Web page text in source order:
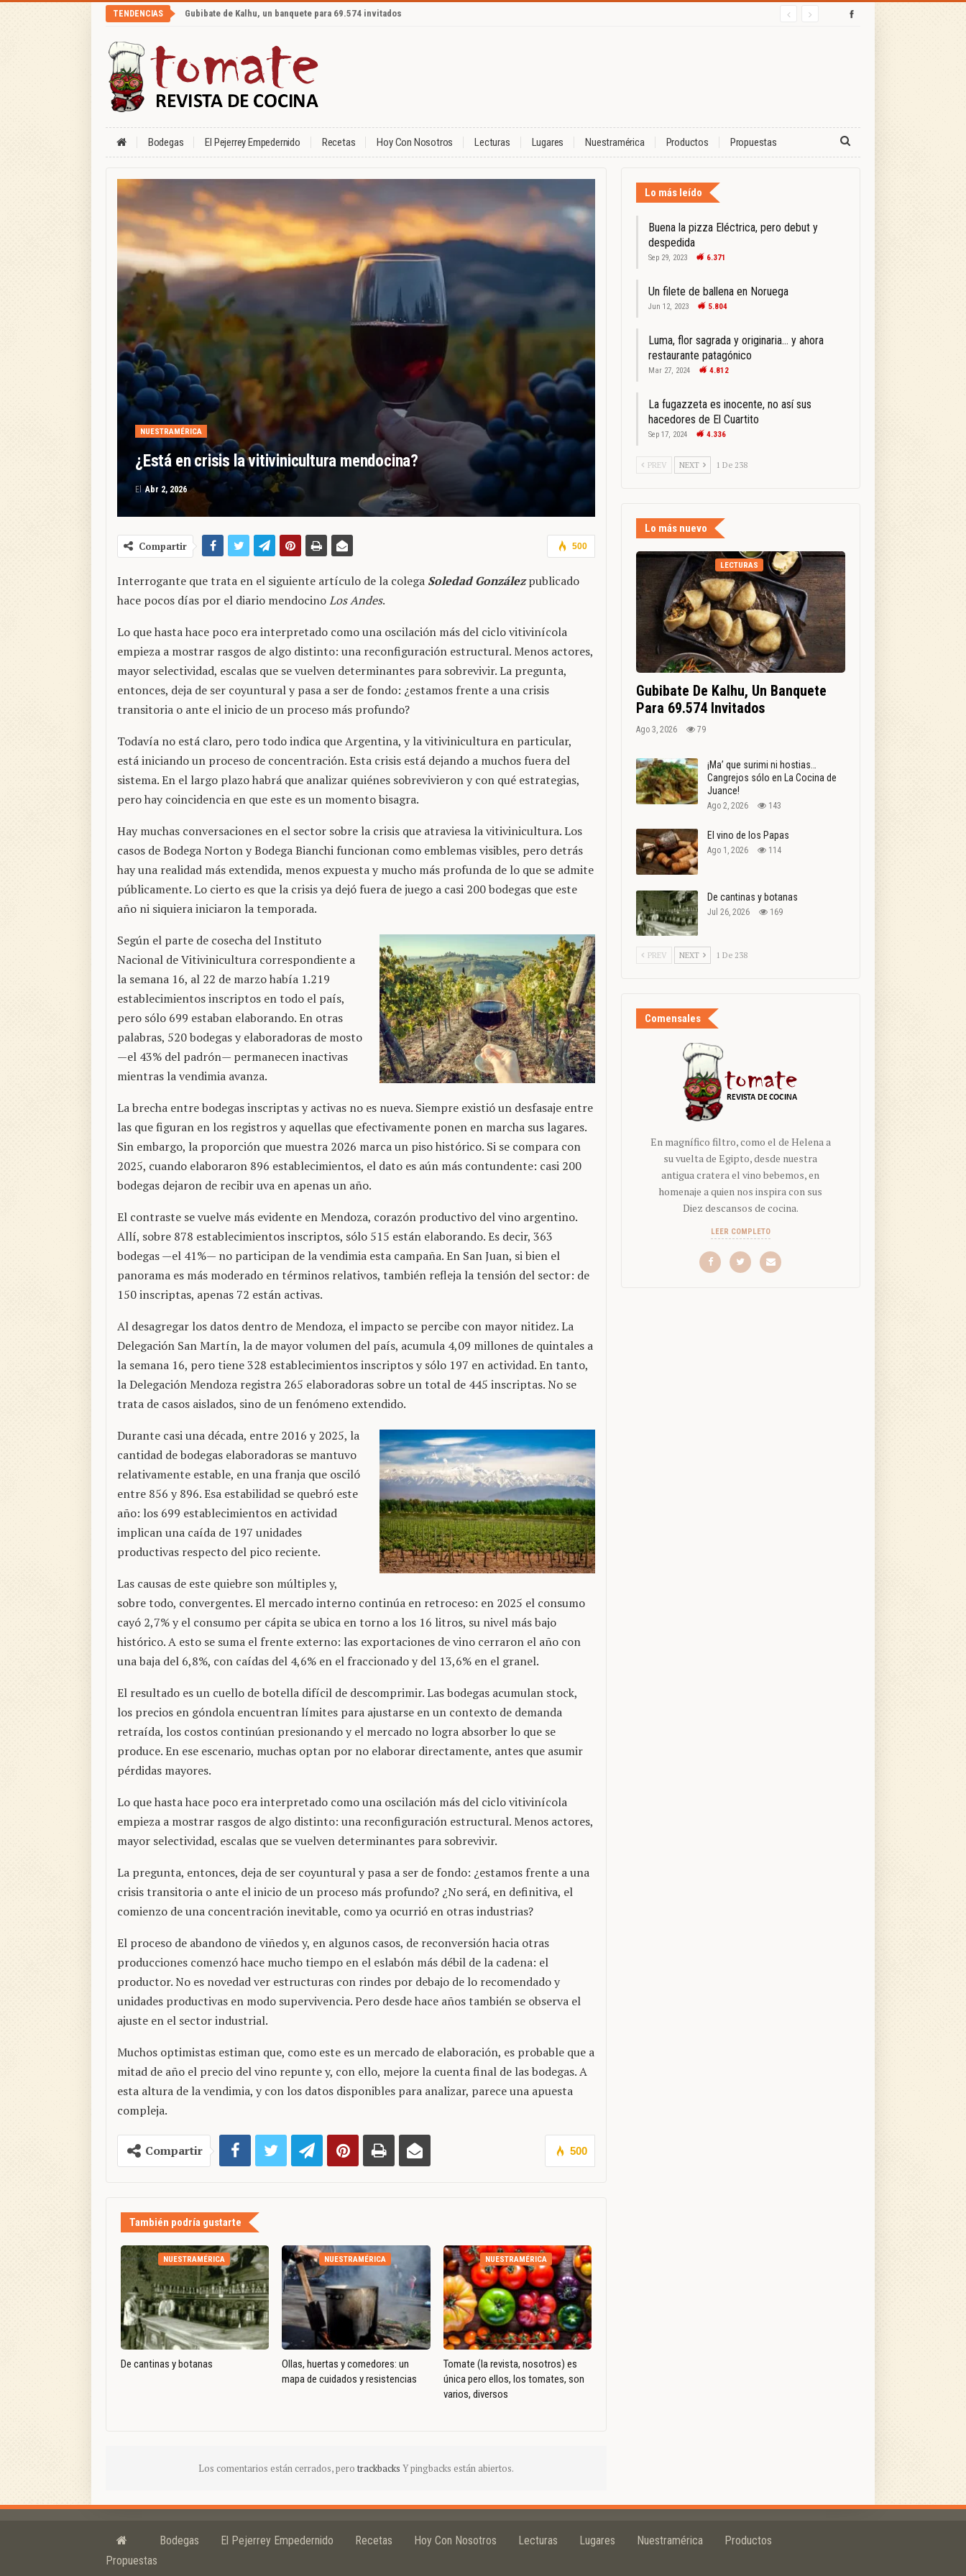
TENDENCIAS Gubibate de Kalhu, un banquete para 69.574 invitados
Bodegas El Pejerrey Empedernido Recetas Hoy Con Nosotros Lecturas Lugares Nuestramérica Productos Propuestas
NUESTRAMÉRICA
¿Está en crisis la vitivinicultura mendocina?
ElAbr 2, 2026
500
Compartir
Interrogante que trata en el siguiente artículo de la colega Soledad Gonzálezpublicado
hace pocos días por el diario mendocinoLos Andes.
Lo que hasta hace poco era interpretado como una oscilación más del ciclo vitivinícola
empieza a mostrar rasgos de algo distinto: una reconfiguración estructural. Menos actores,
mayor selectividad, escalas que se vuelven determinantes para sobrevivir. La pregunta,
entonces, deja de ser coyuntural y pasa a ser de fondo: ¿estamos frente a una crisis
transitoria o ante el inicio de un proceso más profundo?
Todavía no está claro, pero todo indica que Argentina, y la vitivinicultura en particular,
está iniciando un proceso de concentración. Esta crisis está dejando a muchos fuera del
sistema. En el largo plazo habrá que analizar quiénes sobrevivieron y con qué estrategias,
pero hay coincidencia en que este es un momento bisagra.
Hay muchas conversaciones en el sector sobre la crisis que atraviesa la vitivinicultura. Los
casos de Bodega Norton y Bodega Bianchi funcionan como emblemas visibles, pero detrás
hay una realidad más extendida, menos expuesta y mucho más profunda de lo que se admite
públicamente. Lo cierto es que la crisis ya dejó fuera de juego a casi 200 bodegas que este
año ni siquiera iniciaron la temporada.
Según el parte de cosecha del Instituto
Nacional de Vitivinicultura correspondiente a
la semana 16, al 22 de marzo había 1.219
establecimientos inscriptos en todo el país,
pero sólo 699 estaban elaborando. En otras
palabras, 520 bodegas y elaboradoras de mosto
—el 43% del padrón— permanecen inactivas
mientras la vendimia avanza.
La brecha entre bodegas inscriptas y activas no es nueva. Siempre existió un desfasaje entre
las que figuran en los registros y aquellas que efectivamente ponen en marcha sus lagares.
Sin embargo, la proporción que muestra 2026 marca un piso histórico. Si se compara con
2025, cuando elaboraron 896 establecimientos, el dato es aún más contundente: casi 200
bodegas dejaron de recibir uva en apenas un año.
El contraste se vuelve más evidente en Mendoza, corazón productivo del vino argentino.
Allí, sobre 878 establecimientos inscriptos, sólo 515 están elaborando. Es decir, 363
bodegas —el 41%— no participan de la vendimia esta campaña. En San Juan, si bien el
panorama es más moderado en términos relativos, también refleja la tensión del sector: de
150 inscriptas, apenas 72 están activas.
Al desagregar los datos dentro de Mendoza, el impacto se percibe con mayor nitidez. La
Delegación San Martín, la de mayor volumen del país, acumula 4,09 millones de quintales a
la semana 16, pero tiene 328 establecimientos inscriptos y sólo 197 en actividad. En tanto,
la Delegación Mendoza registra 265 elaboradoras sobre un total de 445 inscriptas. No se
trata de casos aislados, sino de un fenómeno extendido.
Durante casi una década, entre 2016 y 2025, la
cantidad de bodegas elaboradoras se mantuvo
relativamente estable, en una franja que osciló
entre 856 y 896. Esa estabilidad se quebró este
año: los 699 establecimientos en actividad
implican una caída de 197 unidades
productivas respecto del pico reciente.
Las causas de este quiebre son múltiples y,
sobre todo, convergentes. El mercado interno continúa en retroceso: en 2025 el consumo
cayó 2,7% y el consumo per cápita se ubica en torno a los 16 litros, su nivel más bajo
histórico. A esto se suma el frente externo: las exportaciones de vino cerraron el año con
una baja del 6,8%, con caídas del 4,6% en el fraccionado y del 13,6% en el granel.
El resultado es un cuello de botella difícil de descomprimir. Las bodegas acumulan stock,
los precios en góndola encuentran límites para ajustarse en un contexto de demanda
retraída, los costos continúan presionando y el mercado no logra absorber lo que se
produce. En ese escenario, muchas optan por no elaborar directamente, antes que asumir
pérdidas mayores.
Lo que hasta hace poco era interpretado como una oscilación más del ciclo vitivinícola
empieza a mostrar rasgos de algo distinto: una reconfiguración estructural. Menos actores,
mayor selectividad, escalas que se vuelven determinantes para sobrevivir.
La pregunta, entonces, deja de ser coyuntural y pasa a ser de fondo: ¿estamos frente a una
crisis transitoria o ante el inicio de un proceso más profundo? ¿No será, en definitiva, el
comienzo de una concentración inevitable, como ya ocurrió en otras industrias?
El proceso de abandono de viñedos y, en algunos casos, de reconversión hacia otras
producciones comenzó hace mucho tiempo en el eslabón más débil de la cadena: el
productor. No es novedad ver estructuras con rindes por debajo de lo recomendado y
unidades productivas en modo supervivencia. Pero desde hace años también se observa el
ajuste en el sector industrial.
Muchos optimistas estiman que, como este es un mercado de elaboración, es probable que a
mitad de año el precio del vino repunte y, con ello, mejore la cuenta final de las bodegas. A
esta altura de la vendimia, y con los datos disponibles para analizar, parece una apuesta
compleja.
500
Compartir
También podría gustarte
NUESTRAMÉRICA
De cantinas y botanas
NUESTRAMÉRICA
Ollas, huertas y comedores: un
mapa de cuidados y resistencias
NUESTRAMÉRICA
Tomate (la revista, nosotros) es
única pero ellos, los tomates, son
varios, diversos
Los comentarios están cerrados, pero trackbacks Y pingbacks están abiertos.
Lo más leído
Buena la pizza Eléctrica, pero debut y
despedida
Sep 29, 2023 6.371
Un filete de ballena en Noruega
Jun 12, 2023 5.804
Luma, flor sagrada y originaria… y ahora
restaurante patagónico
Mar 27, 2024 4.812
La fugazzeta es inocente, no así sus
hacedores de El Cuartito
Sep 17, 2024 4.336
PREV NEXT 1 De 238
Lo más nuevo
LECTURAS
Gubibate De Kalhu, Un Banquete
Para 69.574 Invitados
Ago 3, 2026 79
¡Ma’ que surimi ni hostias…
Cangrejos sólo en La Cocina de
Juance!
Ago 2, 2026 143
El vino de los Papas
Ago 1, 2026 114
De cantinas y botanas
Jul 26, 2026 169
PREV NEXT 1 De 238
Comensales
En magnífico filtro, como el de Helena a
su vuelta de Egipto, desde nuestra
antigua cratera el vino bebemos, en
homenaje a quien nos inspira con sus
Diez descansos de cocina.
LEER COMPLETO
Bodegas El Pejerrey Empedernido Recetas Hoy Con Nosotros Lecturas Lugares Nuestramérica
Productos
Propuestas